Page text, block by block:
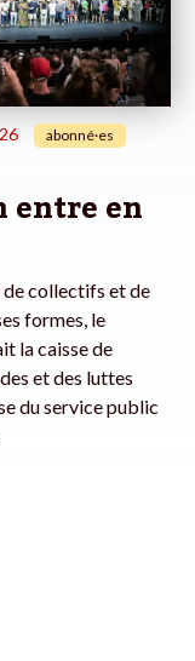
abonné·es
en
collectifs et de
formes, le
la caisse de
et des luttes
du service public